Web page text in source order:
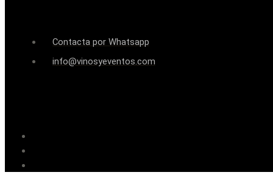
Contacta por Whatsapp
info@vinosyeventos.com